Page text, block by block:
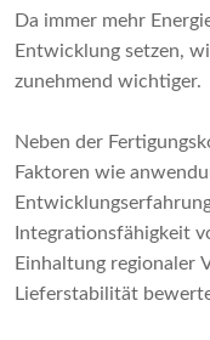
Da immer mehr
Entwicklung setzen,
zunehmend wichtiger.
Neben der
Faktoren wie
Integrationsfähigkeit
Einhaltung regionaler
Lieferstabilität